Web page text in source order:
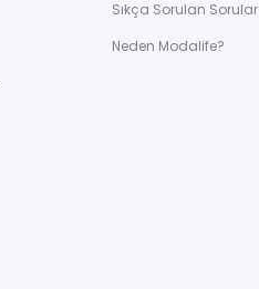
Sıkça Sorulan Sorular
Neden Modalife?